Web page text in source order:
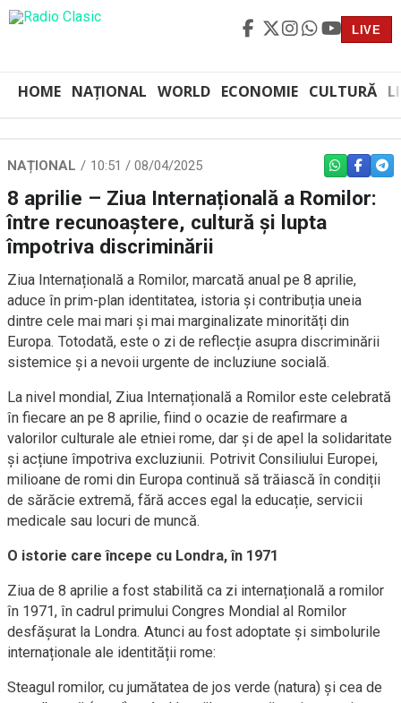
LIVE
HOME NAȚIONAL WORLD ECONOMIE CULTURĂ
NAȚIONAL 10:51 / 08/04/2025 WHATSAPP
8 aprilie – Ziua Internațională a Romilor:
între recunoaștere, cultură și lupta
împotriva discriminării
Ziua Internațională a Romilor, marcată anual pe 8 aprilie,
aduce în prim-plan identitatea, istoria și contribuția uneia
dintre cele mai mari și mai marginalizate minorități din
Europa. Totodată, este o zi de reflecție asupra discriminării
sistemice și a nevoii urgente de incluziune socială.
La nivel mondial, Ziua Internațională a Romilor este celebrată
în fiecare an pe 8 aprilie, fiind o ocazie de reafirmare a
valorilor culturale ale etniei rome, dar și de apel la solidaritate
și acțiune împotriva excluziunii. Potrivit Consiliului Europei,
milioane de romi din Europa continuă să trăiască în condiții
de sărăcie extremă, fără acces egal la educație, servicii
medicale sau locuri de muncă.
O istorie care începe cu Londra, în 1971
Ziua de 8 aprilie a fost stabilită ca zi internațională a romilor
în 1971, în cadrul primului Congres Mondial al Romilor
desfășurat la Londra. Atunci au fost adoptate și simbolurile
internaționale ale identității rome:
Steagul romilor, cu jumătatea de jos verde (natura) și cea de